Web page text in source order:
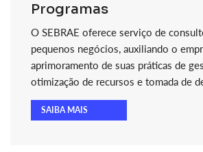
Programas
O SEBRAE oferece serviço de
pequenos negócios, auxiliando o
aprimoramento de suas práticas de
otimização de recursos e tomada de
SAIBA MAIS